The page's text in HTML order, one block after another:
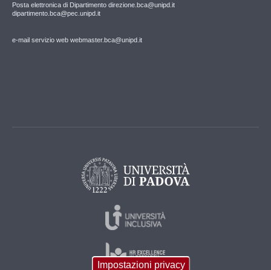
Posta elettronica di Dipartimento direzione.bca@unipd.it
dipartimento.bca@pec.unipd.it
e-mail servizio web webmaster.bca@unipd.it
Impostazioni privacy